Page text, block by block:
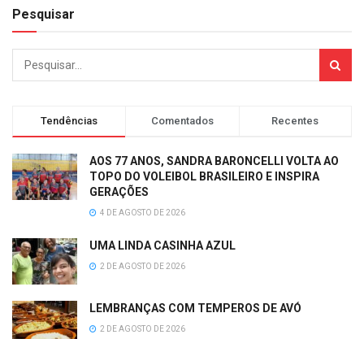
Pesquisar
Tendências Comentados Recentes
AOS 77 ANOS, SANDRA BARONCELLI VOLTA AO
TOPO DO VOLEIBOL BRASILEIRO E INSPIRA
GERAÇÕES
4 DE AGOSTO DE 2026
UMA LINDA CASINHA AZUL
2 DE AGOSTO DE 2026
LEMBRANÇAS COM TEMPEROS DE AVÓ
2 DE AGOSTO DE 2026